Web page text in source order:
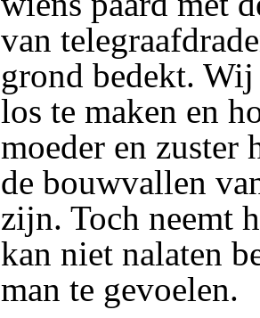
van
grond bedekt.
los te maken en
moeder en zuster
de bouwvallen
zijn. Toch neemt
kan niet nalaten
man te gevoelen.